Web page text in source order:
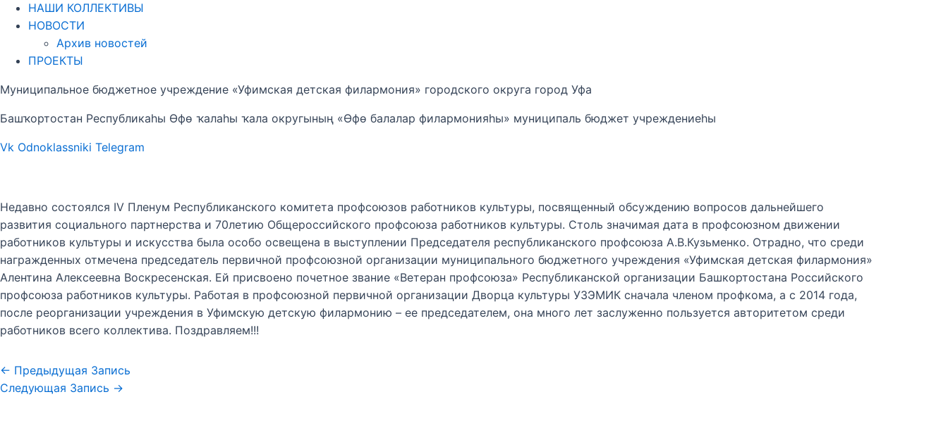
НАШИ КОЛЛЕКТИВЫ
НОВОСТИ
Архив новостей
ПРОЕКТЫ
Муниципальное бюджетное учреждение «Уфимская детская филармония» городского округа город Уфа
Башҡортостан Республикаһы Өфө ҡалаһы ҡала округының «Өфө балалар филармонияһы» муниципаль бюджет учреждениеһы
Vk Odnoklassniki Telegram
Недавно состоялся IV Пленум Республиканского комитета профсоюзов работников культуры, посвященный обсуждению вопросов дальнейшего
развития социального партнерства и 70летию Общероссийского профсоюза работников культуры. Столь значимая дата в профсоюзном движении
работников культуры и искусства была особо освещена в выступлении Председателя республиканского профсоюза А.В.Кузьменко. Отрадно, что среди
награжденных отмечена председатель первичной профсоюзной организации муниципального бюджетного учреждения «Уфимская детская филармония»
Алентина Алексеевна Воскресенская. Ей присвоено почетное звание «Ветеран профсоюза» Республиканской организации Башкортостана Российского
профсоюза работников культуры. Работая в профсоюзной первичной организации Дворца культуры УЗЭМИК сначала членом профкома, а с 2014 года,
после реорганизации учреждения в Уфимскую детскую филармонию – ее председателем, она много лет заслуженно пользуется авторитетом среди
работников всего коллектива. Поздравляем!!!
← Предыдущая Запись
Следующая Запись →